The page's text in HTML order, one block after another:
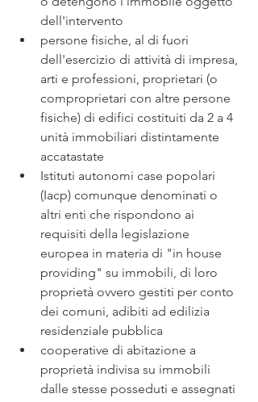
dell'intervento
persone fisiche, al di fuori
dell'esercizio di attività di impresa,
arti e professioni, proprietari (o
comproprietari con altre persone
fisiche) di edifici costituiti da 2 a 4
unità immobiliari distintamente
accatastate
Istituti autonomi case popolari
(Iacp) comunque denominati o
altri enti che rispondono ai
requisiti della legislazione
europea in materia di "in house
providing" su immobili, di loro
proprietà ovvero gestiti per conto
dei comuni, adibiti ad edilizia
residenziale pubblica
cooperative di abitazione a
proprietà indivisa su immobili
dalle stesse posseduti e assegnati